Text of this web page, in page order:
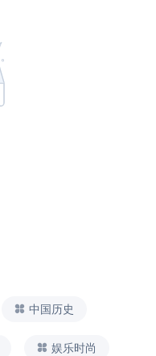
中国历史
娱乐时尚